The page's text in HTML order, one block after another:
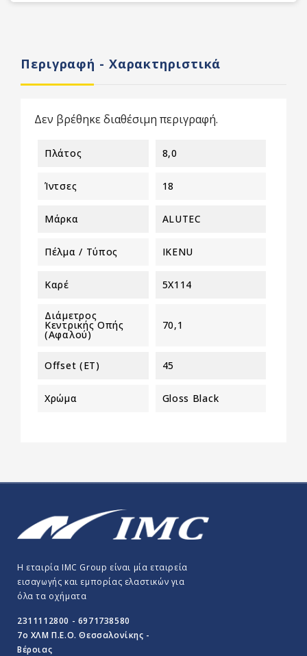
Περιγραφή - Χαρακτηριστικά
Δεν βρέθηκε διαθέσιμη περιγραφή.
Πλάτος 8,0
Ίντσες 18
Μάρκα ALUTEC
Πέλμα / Τύπος IKENU
Καρέ 5X114
Διάμετρος
Κεντρικής Οπής
(αφαλού)
70,1
Offset (ET) 45
Χρώμα Gloss Black
Η εταιρία IMC Group είναι μία εταιρεία
εισαγωγής και εμπορίας ελαστικών για
όλα τα οχήματα
2311112800 - 6971738580
7o ΧΛΜ Π.E.O. Θεσσαλονίκης -
Βέροιας